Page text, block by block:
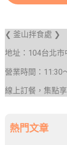
❮ 釜山拌食處 ❯
地址：104台北
營業時間：11:30
線上訂餐，集點享
熱門文章